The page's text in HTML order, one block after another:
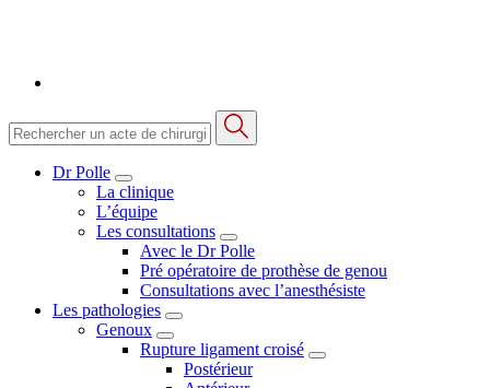
Dr Polle
La clinique
L’équipe
Les consultations
Avec le Dr Polle
Pré opératoire de prothèse de genou
Consultations avec l’anesthésiste
Les pathologies
Genoux
Rupture ligament croisé
Postérieur